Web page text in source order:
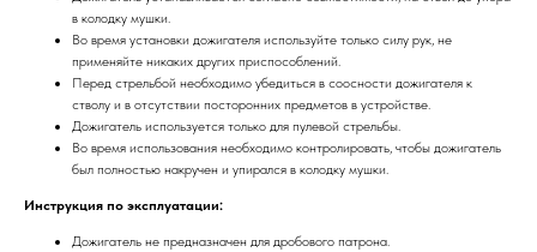
в колодку мушки.
Во время установки дожигателя используйте только силу рук, не
применяйте никаких других приспособлений.
Перед стрельбой необходимо убедиться в соосности дожигателя к
стволу и в отсутствии посторонних предметов в устройстве.
Дожигатель используется только для пулевой стрельбы.
Во время использования необходимо контролировать, чтобы дожигатель
был полностью накручен и упирался в колодку мушки.
Инструкция по эксплуатации:
Дожигатель не предназначен для дробового патрона.